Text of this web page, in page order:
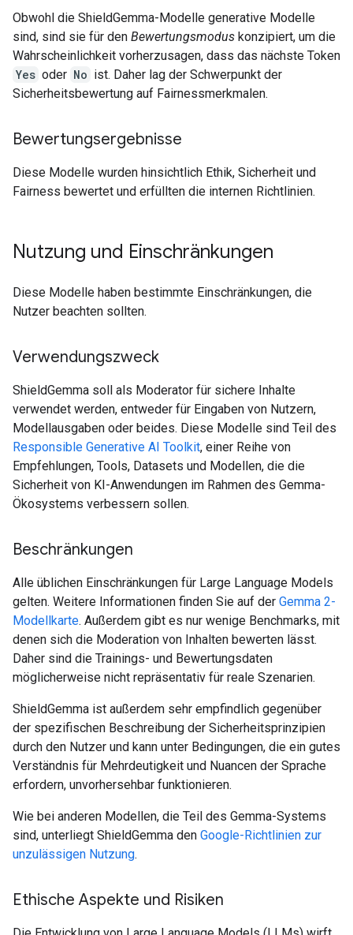
Obwohl die ShieldGemma-Modelle generative Modelle
sind, sind sie für den Bewertungsmodus konzipiert, um die
Wahrscheinlichkeit vorherzusagen, dass das nächste Token
Yes oder No ist. Daher lag der Schwerpunkt der
Sicherheitsbewertung auf Fairnessmerkmalen.
Bewertungsergebnisse
Diese Modelle wurden hinsichtlich Ethik, Sicherheit und
Fairness bewertet und erfüllten die internen Richtlinien.
Nutzung und Einschränkungen
Diese Modelle haben bestimmte Einschränkungen, die
Nutzer beachten sollten.
Verwendungszweck
ShieldGemma soll als Moderator für sichere Inhalte
verwendet werden, entweder für Eingaben von Nutzern,
Modellausgaben oder beides. Diese Modelle sind Teil des
Responsible Generative AI Toolkit, einer Reihe von
Empfehlungen, Tools, Datasets und Modellen, die die
Sicherheit von KI-Anwendungen im Rahmen des Gemma-
Ökosystems verbessern sollen.
Beschränkungen
Alle üblichen Einschränkungen für Large Language Models
gelten. Weitere Informationen finden Sie auf der Gemma 2-
Modellkarte. Außerdem gibt es nur wenige Benchmarks, mit
denen sich die Moderation von Inhalten bewerten lässt.
Daher sind die Trainings- und Bewertungsdaten
möglicherweise nicht repräsentativ für reale Szenarien.
ShieldGemma ist außerdem sehr empfindlich gegenüber
der spezifischen Beschreibung der Sicherheitsprinzipien
durch den Nutzer und kann unter Bedingungen, die ein gutes
Verständnis für Mehrdeutigkeit und Nuancen der Sprache
erfordern, unvorhersehbar funktionieren.
Wie bei anderen Modellen, die Teil des Gemma-Systems
sind, unterliegt ShieldGemma den Google-Richtlinien zur
unzulässigen Nutzung.
Ethische Aspekte und Risiken